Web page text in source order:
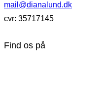
mail@dianalund.dk
cvr: 35717145
Find os på